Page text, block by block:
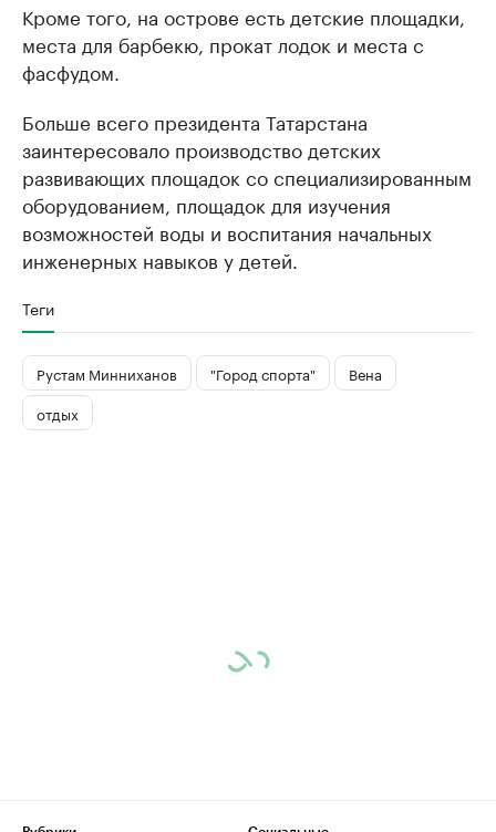
Кроме того, на острове есть детские площадки,
места для барбекю, прокат лодок и места с
фасфудом.
Больше всего президента Татарстана
заинтересовало производство детских
развивающих площадок со специализированным
оборудованием, площадок для изучения
возможностей воды и воспитания начальных
инженерных навыков у детей.
Теги
Рустам Минниханов "Город спорта"
Вена
отдых